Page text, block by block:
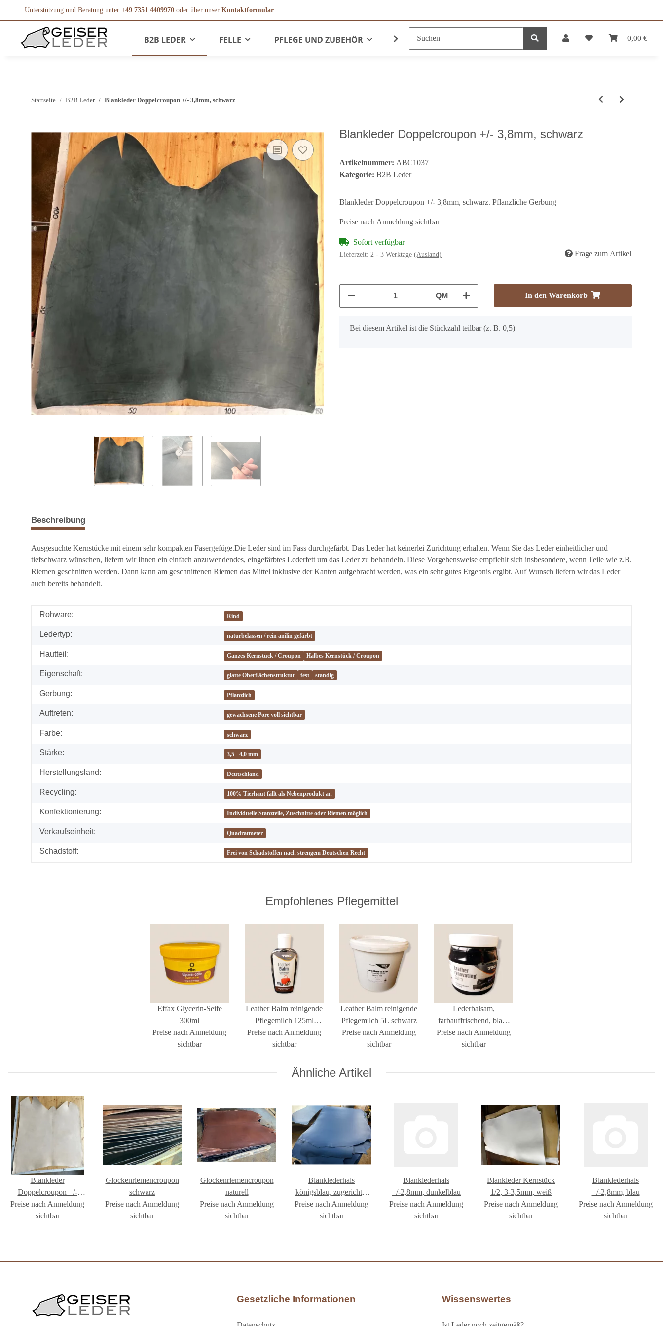
Unterstützung und Beratung unter +49 7351 4409970 oder über unser Kontaktformular
0,00 €
B2B LEDER FELLE PFLEGE UND ZUBEHÖR LEDERPRODUKTE
Startseite B2B Leder Blankleder Doppelcroupon +/- 3,8mm, schwarz
Blankleder Doppelcroupon +/- 3,8mm, schwarz
Artikelnummer: ABC1037
Kategorie: B2B Leder
Blankleder Doppelcroupon +/- 3,8mm, schwarz. Pflanzliche Gerbung
Preise nach Anmeldung sichtbar
Sofort verfügbar
Lieferzeit: 2 - 3 Werktage (Ausland) Frage zum Artikel
QM In den Warenkorb
x
Bei diesem Artikel ist die Stückzahl teilbar (z. B. 0,5).
Beschreibung
Ausgesuchte Kernstücke mit einem sehr kompakten Fasergefüge.Die Leder sind im Fass durchgefärbt. Das Leder hat keinerlei Zurichtung erhalten. Wenn Sie das Leder einheitlicher und
tiefschwarz wünschen, liefern wir Ihnen ein einfach anzuwendendes, eingefärbtes Lederfett um das Leder zu behandeln. Diese Vorgehensweise empfiehlt sich insbesondere, wenn Teile wie z.B.
Riemen geschnitten werden. Dann kann am geschnittenen Riemen das Mittel inklusive der Kanten aufgebracht werden, was ein sehr gutes Ergebnis ergibt. Auf Wunsch liefern wir das Leder
auch bereits behandelt.
Rohware: Rind
Ledertyp: naturbelassen / rein anilin gefärbt
Hautteil: Ganzes Kernstück / Croupon Halbes Kernstück / Croupon
Eigenschaft: glatte Oberflächenstruktur fest standig
Gerbung: Pflanzlich
Auftreten: gewachsene Pore voll sichtbar
Farbe: schwarz
Stärke: 3,5 - 4,0 mm
Herstellungsland: Deutschland
Recycling: 100% Tierhaut fällt als Nebenprodukt an
Konfektionierung: Individuelle Stanzteile, Zuschnitte oder Riemen möglich
Verkaufseinheit: Quadratmeter
Schadstoff: Frei von Schadstoffen nach strengem Deutschen Recht
Empfohlenes Pflegemittel
Effax Glycerin-Seife
300ml
Preise nach Anmeldung
sichtbar
Leather Balm reinigende
Pflegemilch 125ml
schwarz
Preise nach Anmeldung
sichtbar
Leather Balm reinigende
Pflegemilch 5L schwarz
Preise nach Anmeldung
sichtbar
Lederbalsam,
farbauffrischend, black
300ml
Preise nach Anmeldung
sichtbar
Ähnliche Artikel
Blankleder
Doppelcroupon +/-
3,8mm, naturell
Preise nach Anmeldung
sichtbar
Glockenriemencroupon
schwarz
Preise nach Anmeldung
sichtbar
Glockenriemencroupon
naturell
Preise nach Anmeldung
sichtbar
Blanklederhals
königsblau, zugerichtet
2-4mm
Preise nach Anmeldung
sichtbar
Blanklederhals
+/-2,8mm, dunkelblau
Preise nach Anmeldung
sichtbar
Blankleder Kernstück
1/2, 3-3,5mm, weiß
Preise nach Anmeldung
sichtbar
Blanklederhals
+/-2,8mm, blau
Preise nach Anmeldung
sichtbar
Gesetzliche Informationen Wissenswertes